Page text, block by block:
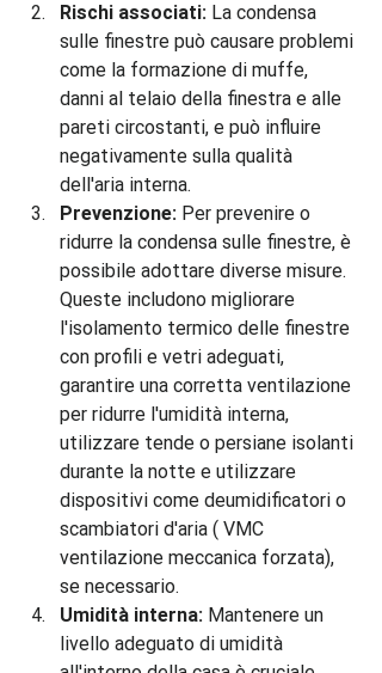
Rischi associati: La condensa
sulle finestre può causare problemi
come la formazione di muffe,
danni al telaio della finestra e alle
pareti circostanti, e può influire
negativamente sulla qualità
dell'aria interna.
Prevenzione: Per prevenire o
ridurre la condensa sulle finestre, è
possibile adottare diverse misure.
Queste includono migliorare
l'isolamento termico delle finestre
con profili e vetri adeguati,
garantire una corretta ventilazione
per ridurre l'umidità interna,
utilizzare tende o persiane isolanti
durante la notte e utilizzare
dispositivi come deumidificatori o
scambiatori d'aria ( VMC
ventilazione meccanica forzata),
se necessario.
Umidità interna: Mantenere un
livello adeguato di umidità